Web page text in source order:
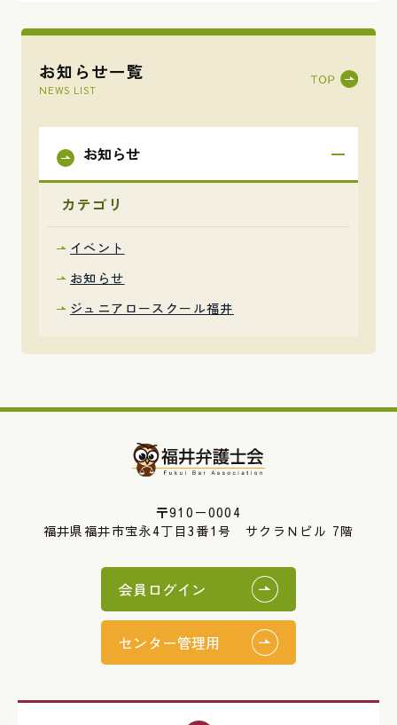
お知らせ一覧
NEWS LIST
お知らせ
カテゴリ
イベント
お知らせ
ジュニアロースクール福井
〒910－0004
福井県福井市宝永4丁目3番1号 サクラＮビル 7階
会員ログイン
センター管理用